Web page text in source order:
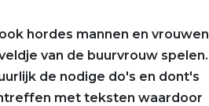
hordes mannen en vrouwen
van de buurvrouw spelen.
de nodige do's en dont's
met teksten waardoor